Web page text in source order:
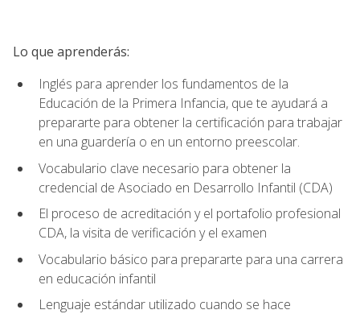
Lo que aprenderás:
Inglés para aprender los fundamentos de la
Educación de la Primera Infancia, que te ayudará a
prepararte para obtener la certificación para trabajar
en una guardería o en un entorno preescolar.
Vocabulario clave necesario para obtener la
credencial de Asociado en Desarrollo Infantil (CDA)
El proceso de acreditación y el portafolio profesional
CDA, la visita de verificación y el examen
Vocabulario básico para prepararte para una carrera
en educación infantil
Lenguaje estándar utilizado cuando se hace